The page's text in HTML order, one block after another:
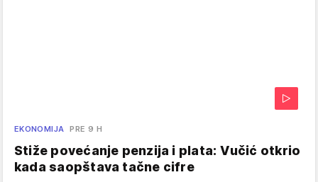
EKONOMIJA PRE 9 H
Stiže povećanje penzija i plata: Vučić otkrio
kada saopštava tačne cifre